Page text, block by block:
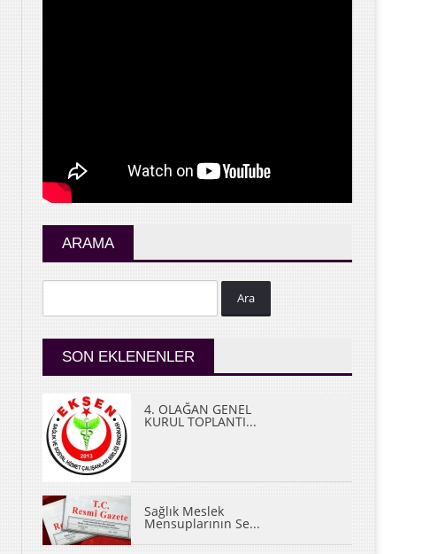
ARAMA
Ara
SON EKLENENLER
4. OLAĞAN GENEL
KURUL TOPLANTI...
Sağlık Meslek
Mensuplarının Se...